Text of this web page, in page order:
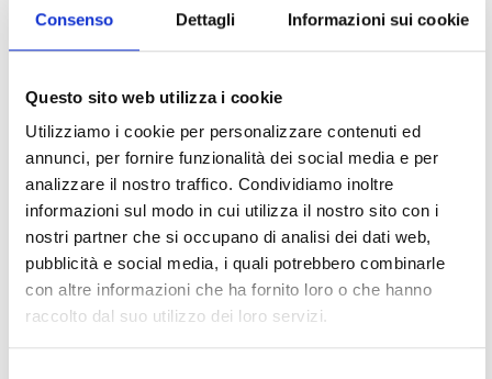
Consenso Dettagli Informazioni sui cookie
Questo sito web utilizza i cookie
Utilizziamo i cookie per personalizzare contenuti ed
annunci, per fornire funzionalità dei social media e per
analizzare il nostro traffico. Condividiamo inoltre
informazioni sul modo in cui utilizza il nostro sito con i
nostri partner che si occupano di analisi dei dati web,
pubblicità e social media, i quali potrebbero combinarle
con altre informazioni che ha fornito loro o che hanno
raccolto dal suo utilizzo dei loro servizi.
Schema della sezione
MS basics, lunedì 23 novembre (12-13)URL
Elettrospray, analizzatori
Proteomics basics, martedì 24 novembre (14:30-
16:30)URL
Completamento